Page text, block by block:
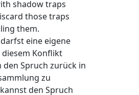
shadow traps
those traps
them.
eine eigene
Konflikt
Spruch zurück in
zu
den Spruch